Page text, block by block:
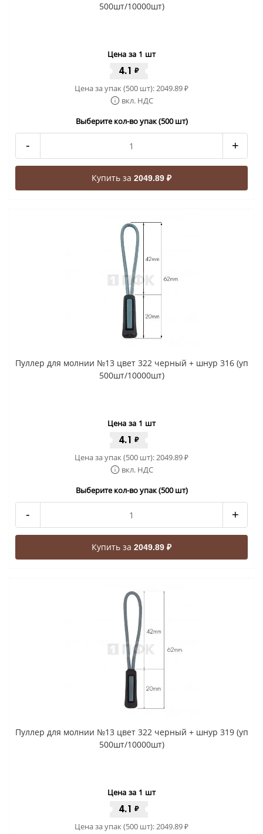
500шт/10000шт)
Цена за 1 шт
4.1 ₽
Цена за упак (500 шт):2049.89₽
вкл. НДС
Выберите кол-во упак (500 шт)
- +
Купить за 2049.89 ₽
Пуллер для молнии №13 цвет 322 черный + шнур 316 (уп
500шт/10000шт)
Цена за 1 шт
4.1 ₽
Цена за упак (500 шт):2049.89₽
вкл. НДС
Выберите кол-во упак (500 шт)
- +
Купить за 2049.89 ₽
Пуллер для молнии №13 цвет 322 черный + шнур 319 (уп
500шт/10000шт)
Цена за 1 шт
4.1 ₽
Цена за упак (500 шт):2049.89₽